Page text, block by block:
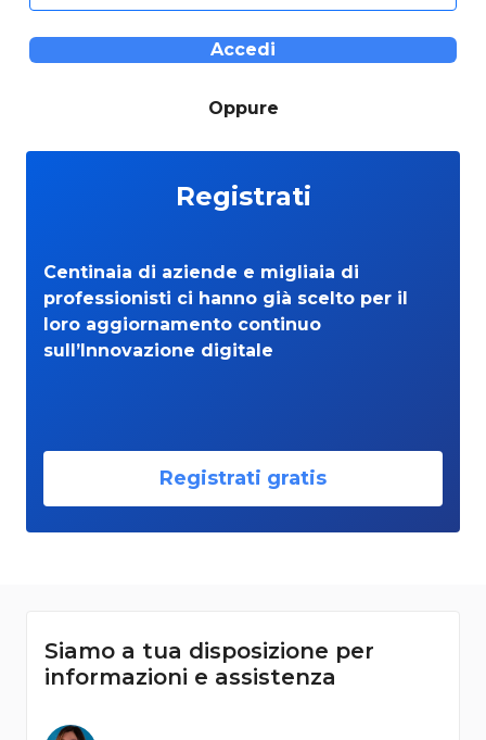
Accedi
Oppure
Registrati
Centinaia di aziende e migliaia di
professionisti ci hanno già scelto per il
loro aggiornamento continuo
sull’Innovazione digitale
Registrati gratis
Siamo a tua disposizione per
informazioni e assistenza